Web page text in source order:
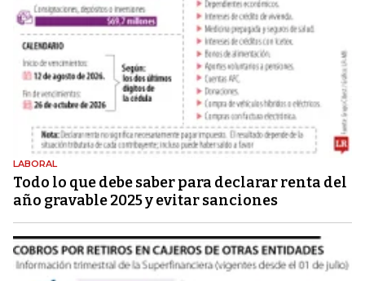
LABORAL
Todo lo que debe saber para declarar renta del
año gravable 2025 y evitar sanciones